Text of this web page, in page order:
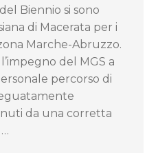
Biennio si sono
di Macerata per i
Marche-Abruzzo.
del MGS a
percorso di
da una corretta